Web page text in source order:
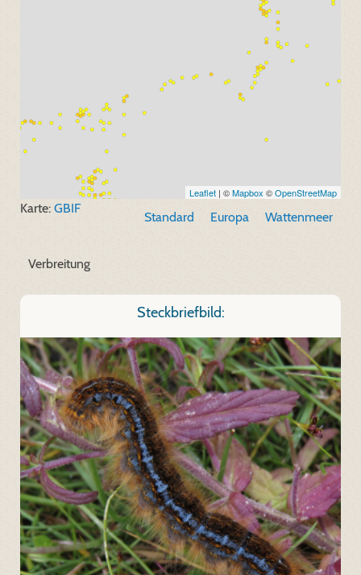
Leaflet | ©Mapbox ©OpenStreetMap
Standard Europa Wattenmeer
Karte: GBIF
Verbreitung
Steckbriefbild: